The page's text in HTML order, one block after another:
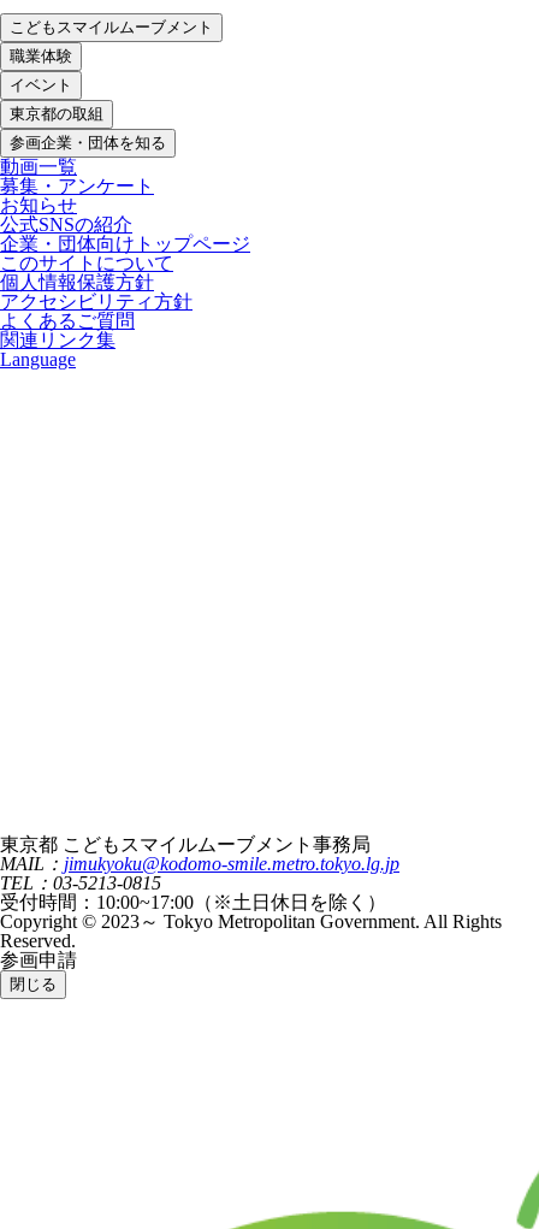
こどもスマイルムーブメント
職業体験
イベント
東京都の取組
参画企業・団体を知る
動画一覧
募集・アンケート
お知らせ
公式SNSの紹介
企業・団体向けトップページ
このサイトについて
個人情報保護方針
アクセシビリティ方針
よくあるご質問
関連リンク集
Language
東京都 こどもスマイルムーブメント事務局
MAIL： jimukyoku@kodomo-smile.metro.tokyo.lg.jp
TEL：03-5213-0815
受付時間：10:00~17:00（※土日休日を除く）
Copyright © 2023～ Tokyo Metropolitan Government. All Rights
Reserved.
参画申請
閉じる